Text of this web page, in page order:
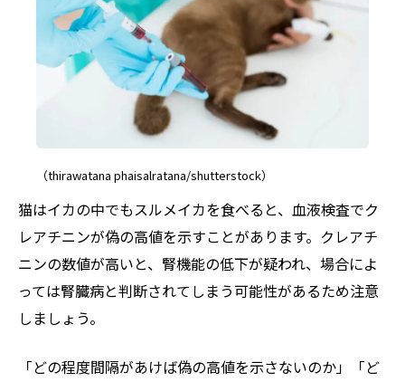
（thirawatana phaisalratana/shutterstock）
猫はイカの中でもスルメイカを食べると、血液検査でク
レアチニンが偽の高値を示すことがあります。クレアチ
ニンの数値が高いと、腎機能の低下が疑われ、場合によ
っては腎臓病と判断されてしまう可能性があるため注意
しましょう。
「どの程度間隔があけば偽の高値を示さないのか」「ど